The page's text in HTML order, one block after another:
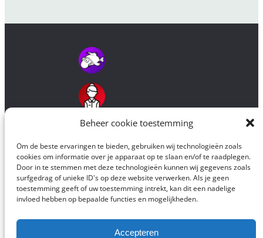
Beheer cookie toestemming
Om de beste ervaringen te bieden, gebruiken wij technologieën zoals
cookies om informatie over je apparaat op te slaan en/of te raadplegen.
Door in te stemmen met deze technologieën kunnen wij gegevens zoals
surfgedrag of unieke ID's op deze website verwerken. Als je geen
toestemming geeft of uw toestemming intrekt, kan dit een nadelige
invloed hebben op bepaalde functies en mogelijkheden.
Accepteren
Alle originele elementen op deze website zijn © 2016-2026 Mevrouw en
bronvermelding.